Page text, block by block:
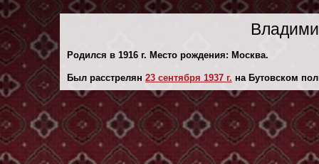
Родился в 1916 г. Место рождения: Москва.
Был расстрелян 23 сентября 1937 г. на Бутовском